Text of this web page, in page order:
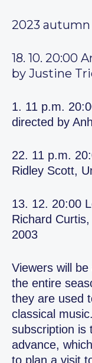
2023
18. 10. 20:00
by Justine
1. 11 p.m.
directed by
22. 11 p.m.
Ridley Scott,
13. 12. 20:00
Richard
2003
Viewers will
the entire
they are used
classical
subscription is
advance,
to plan a visit